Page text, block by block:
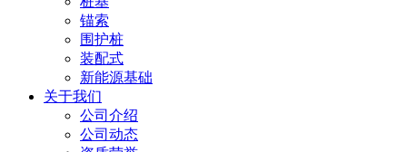
锚索
围护桩
装配式
新能源基础
关于我们
公司介绍
公司动态